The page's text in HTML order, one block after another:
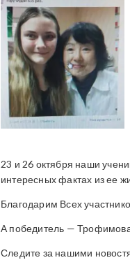
23 и 26 октября наши
интересных фактах из ее
Благодарим Всех
А победитель —
Следите за нашими